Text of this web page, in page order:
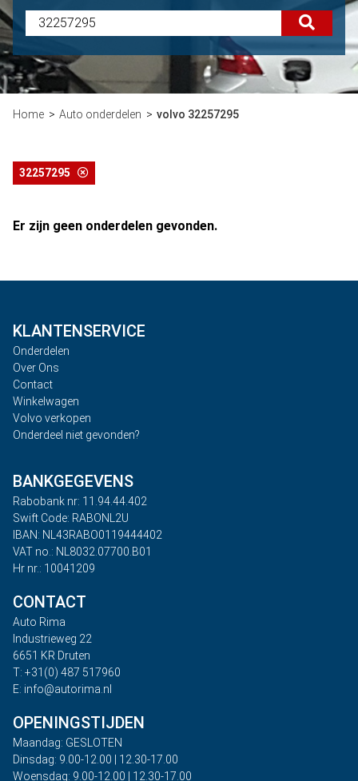
Home Auto onderdelen volvo 32257295
32257295
Er zijn geen onderdelen gevonden.
KLANTENSERVICE
Onderdelen
Over Ons
Contact
Winkelwagen
Volvo verkopen
Onderdeel niet gevonden?
BANKGEGEVENS
Rabobank nr: 11.94.44.402
Swift Code: RABONL2U
IBAN: NL43RABO0119444402
VAT no.: NL8032.07700.B01
Hr nr.: 10041209
CONTACT
Auto Rima
Industrieweg 22
6651 KR Druten
T: +31(0) 487 517960
E: info@autorima.nl
OPENINGSTIJDEN
Maandag: GESLOTEN
Dinsdag: 9.00-12.00 | 12.30-17.00
Woensdag: 9.00-12.00 | 12.30-17.00